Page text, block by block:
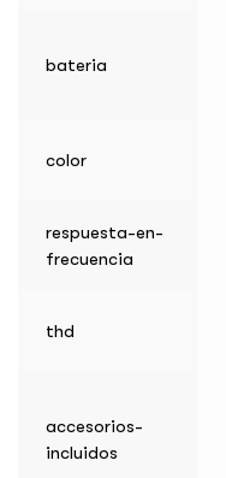
bateria
color
respuesta-en-
frecuencia
thd
accesorios-
incluidos